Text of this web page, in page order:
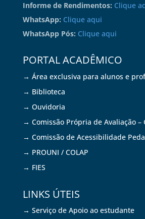
Informe de Rendimentos: Clique
WhatsApp: Clique aqui
WhatsApp Pós: Clique aqui
PORTAL ACADÊMICO
→ Área exclusiva para alunos e
→ Biblioteca
→ Ouvidoria
→ Comissão Própria de Avaliação –
→ Comissão de Acessibilidade
→ PROUNI / COLAP
→ FIES
LINKS ÚTEIS
→ Serviço de Apoio ao estudante